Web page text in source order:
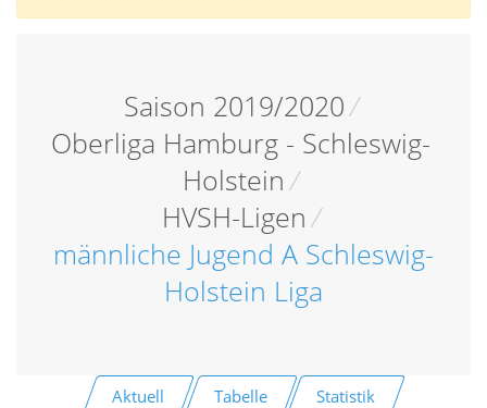
Saison 2019/2020/
Oberliga Hamburg - Schleswig-
Holstein /
HVSH-Ligen/
männliche Jugend A Schleswig-
Holstein Liga
Aktuell Tabelle Statistik